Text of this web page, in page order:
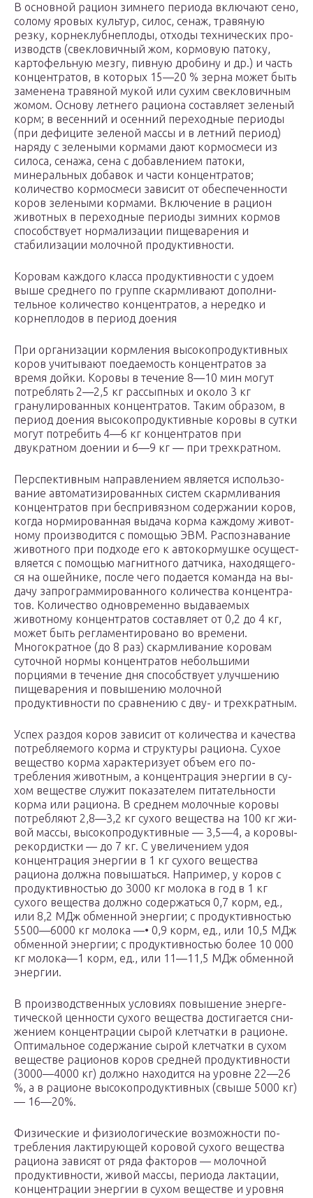
В основной рацион зимнего периода включают сено,
солому яровых культур, силос, сенаж, травяную
резку, корнеклубнеплоды, отходы технических про­
изводств (свекловичный жом, кормовую патоку,
картофельную мезгу, пивную дробину и др.) и часть
кон­центратов, в которых 15—20 % зерна может быть
заменена травяной мукой или сухим свекловичным
жомом. Основу летнего рациона составляет зеленый
корм; в весенний и осенний переходные периоды
(при дефиците зеленой массы и в летний период)
наряду с зелеными кормами дают кормосмеси из
силоса, сена­жа, сена с добавлением патоки,
минеральных доба­вок и части концентратов;
количество кормосмеси зависит от обеспеченности
коров зелеными кормами. Включение в рацион
животных в переходные перио­ды зимних кормов
способствует нормализации пище­варения и
стабилизации молочной продуктивности.
Коровам каждого класса продуктивности с удо­ем
выше среднего по группе скармливают дополни­
тельное количество концентратов, а нередко и
корне­плодов в период доения
При организации кормления высокопродуктивных
коров учитывают поедаемость концентратов за
время дойки. Коровы в течение 8—10 мин могут
потреблять 2—2,5 кг рассыпных и около 3 кг
гранулированных концентратов. Таким образом, в
период доения вы­сокопродуктивные коровы в сутки
могут потребить 4—6 кг концентратов при
двукратном доении и 6—9 кг — при трехкратном.
Перспективным направлением является использо­
вание автоматизированных систем скармливания
кон­центратов при беспривязном содержании коров,
ко­гда нормированная выдача корма каждому живот­
ному производится с помощью ЭВМ. Распознавание
животного при подходе его к автокормушке осущест­
вляется с помощью магнитного датчика, находящего­
ся на ошейнике, после чего подается команда на вы­
дачу запрограммированного количества концентра­
тов. Количество одновременно выдаваемых
животно­му концентратов составляет от 0,2 до 4 кг,
может быть регламентировано во времени.
Многократное (до 8 раз) скармливание коровам
суточной нормы кон­центратов небольшими
порциями в течение дня спо­собствует улучшению
пищеварения и повышению мо­лочной
продуктивности по сравнению с дву- и трех­кратным.
Успех раздоя коров зависит от количества и ка­чества
потребляемого корма и структуры рациона. Сухое
вещество корма характеризует объем его по­
требления животным, а концентрация энергии в су­
хом веществе служит показателем питательности
корма или рациона. В среднем молочные коровы
потребляют 2,8—3,2 кг сухого вещества на 100 кг жи­
вой массы, высокопродуктивные — 3,5—4, а коровы-
рекордистки — до 7 кг. С увеличением удоя
концент­рация энергии в 1 кг сухого вещества
рациона долж­на повышаться. Например, у коров с
продуктивностью до 3000 кг молока в год в 1 кг
сухого вещества долж­но содержаться 0,7 корм, ед.,
или 8,2 МДж обменной энергии; с продуктивностью
5500—6000 кг молока —• 0,9 корм, ед., или 10,5 МДж
обменной энергии; с про­дуктивностью более 10 000
кг молока—1 корм, ед., или 11—11,5 МДж обменной
энергии.
В производственных условиях повышение энерге­
тической ценности сухого вещества достигается сни­
жением концентрации сырой клетчатки в рационе.
Оптимальное содержание сырой клетчатки в сухом
веществе рационов коров средней продуктивности
(3000—4000 кг) должно находится на уровне 22—26
%, а в рационе высокопродуктивных (свыше 5000 кг)
— 16—20%.
Физические и физиологические возможности по­
требления лактирующей коровой сухого вещества
рациона зависят от ряда факторов — молочной
продуктивности, живой массы, периода лактации,
концен­трации энергии в сухом веществе и уровня